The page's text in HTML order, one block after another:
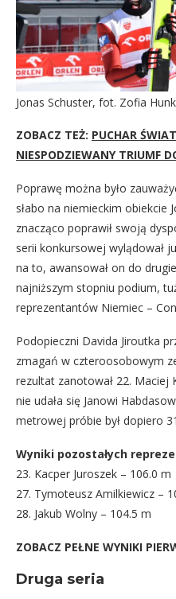
Jonas Schuster, fot. Zofia
ZOBACZ TEŻ: PUCHAR
NIESPODZIEWANY TRIUMF
Poprawę można było
słabo na niemieckim obiekcie
znacząco poprawił swoją
serii konkursowej wylądował
na to, awansował on do
najniższym stopniu podium,
reprezentantów Niemiec –
Podopieczni Davida Jiroutka
zmagań w czteroosobowym
rezultat zanotował 22. Maciej
nie udała się Janowi
metrowej próbie był dopiero
Wyniki pozostałych
23. Kacper Juroszek – 106.0 m
27. Tymoteusz Amilkiewicz –
28. Jakub Wolny – 104.5 m
ZOBACZ PEŁNE WYNIKI
Druga seria